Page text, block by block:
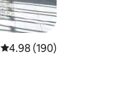
Calificación promedio: 4.98
4.98 (190)